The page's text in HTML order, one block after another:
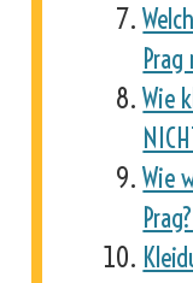
Wie
Wie
Prag?